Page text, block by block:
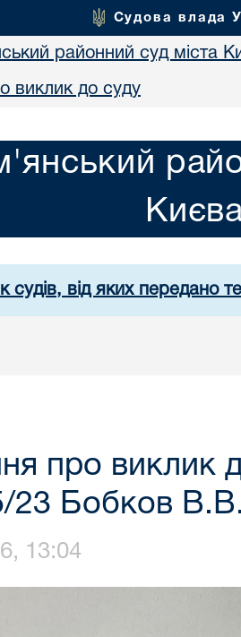
Судова влада
районний суд міста
виклик до суду
судів, від яких передано
про виклик
23 Бобков
13:04